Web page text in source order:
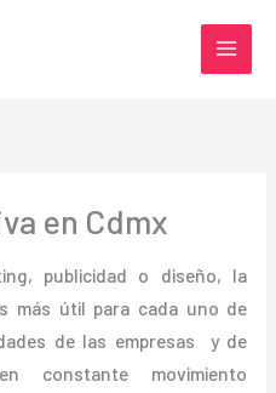
en Cdmx
publicidad o diseño, la
más útil para cada uno de
de las empresas y de
constante movimiento